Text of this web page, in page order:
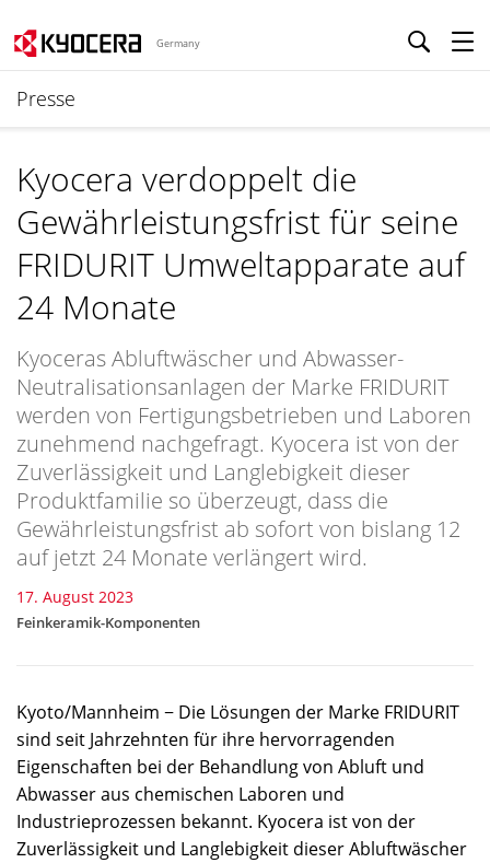
Germany
Presse
Kyocera verdoppelt die
Gewährleistungsfrist für seine
FRIDURIT Umweltapparate auf
24 Monate
Kyoceras Abluftwäscher und Abwasser-
Neutralisationsanlagen der Marke FRIDURIT
werden von Fertigungsbetrieben und Laboren
zunehmend nachgefragt. Kyocera ist von der
Zuverlässigkeit und Langlebigkeit dieser
Produktfamilie so überzeugt, dass die
Gewährleistungsfrist ab sofort von bislang 12
auf jetzt 24 Monate verlängert wird.
17. August 2023
Feinkeramik-Komponenten
Kyoto/Mannheim − Die Lösungen der Marke FRIDURIT
sind seit Jahrzehnten für ihre hervorragenden
Eigenschaften bei der Behandlung von Abluft und
Abwasser aus chemischen Laboren und
Industrieprozessen bekannt. Kyocera ist von der
Zuverlässigkeit und Langlebigkeit dieser Abluftwäscher